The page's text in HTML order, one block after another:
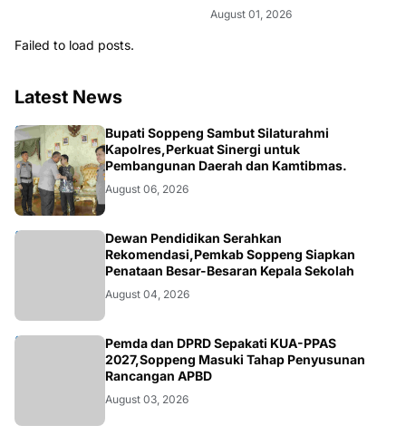
August 01, 2026
Failed to load posts.
Latest News
NEWS
Bupati Soppeng Sambut Silaturahmi
Kapolres,Perkuat Sinergi untuk
Pembangunan Daerah dan Kamtibmas.
August 06, 2026
Dewan Pendidikan Serahkan
Rekomendasi,Pemkab Soppeng Siapkan
Penataan Besar-Besaran Kepala Sekolah
August 04, 2026
Pemda dan DPRD Sepakati KUA-PPAS
2027,Soppeng Masuki Tahap Penyusunan
Rancangan APBD
August 03, 2026